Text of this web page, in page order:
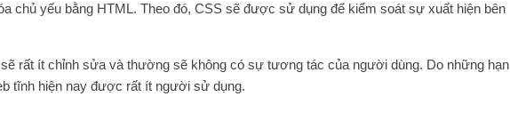
chủ yếu bằng HTML. Theo đó, CSS sẽ được sử dụng để kiểm soát sự xuất hiện bên
sẽ rất ít chỉnh sửa và thường sẽ không có sự tương tác của người dùng. Do những hạn
tĩnh hiện nay được rất ít người sử dụng.